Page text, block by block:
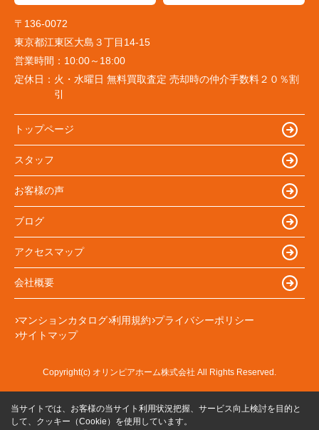
〒136-0072
東京都江東区大島３丁目14-15
営業時間： 10:00～18:00
定休日： 火・水曜日 無料買取査定 売却時の仲介手数料２０％割
引
トップページ
スタッフ
お客様の声
ブログ
アクセスマップ
会社概要
マンションカタログ 利用規約 プライバシーポリシー
サイトマップ
Copyright(c) オリンピアホーム株式会社 All Rights Reserved.
当サイトでは、お客様の当サイト利用状況把握、サービス向上検討を目的と
して、クッキー（Cookie）を使用しています。